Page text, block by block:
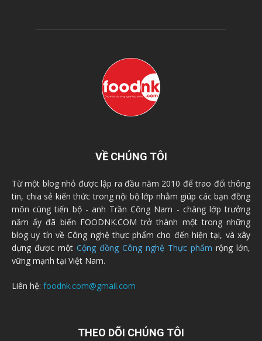
VỀ CHÚNG TÔI
Từ một blog nhỏ được lập ra đầu năm 2010 để trao đổi thông
tin, chia sẻ kiến thức trong nội bộ lớp nhằm giúp các bạn đồng
môn cùng tiến bộ - anh Trần Công Nam - chàng lớp trưởng
năm ấy đã biến FOODNK.COM trở thành một trong những
blog uy tín về Công nghệ thực phẩm cho đến hiện tại, và xây
dựng được một Cộng đồng Công nghệ Thực phẩm rộng lớn,
vững mạnh tại Việt Nam.
Liên hệ: foodnk.com@gmail.com
THEO DÕI CHÚNG TÔI